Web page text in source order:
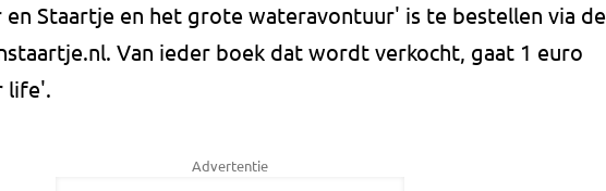
en Staartje en het grote wateravontuur' is te bestellen via de
Van ieder boek dat wordt verkocht, gaat 1 euro
life'.
Advertentie